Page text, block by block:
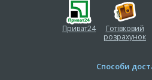
Приват24
Готівковий
розрахунок
Способи